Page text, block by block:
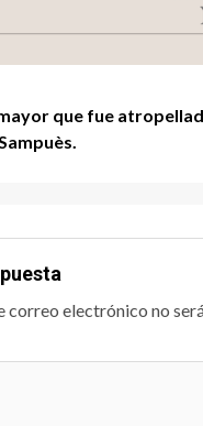
que fue
correo electrónico no